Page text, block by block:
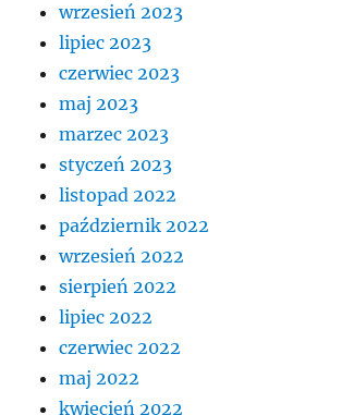
wrzesień 2023
lipiec 2023
czerwiec 2023
maj 2023
marzec 2023
styczeń 2023
listopad 2022
październik 2022
wrzesień 2022
sierpień 2022
lipiec 2022
czerwiec 2022
maj 2022
kwiecień 2022